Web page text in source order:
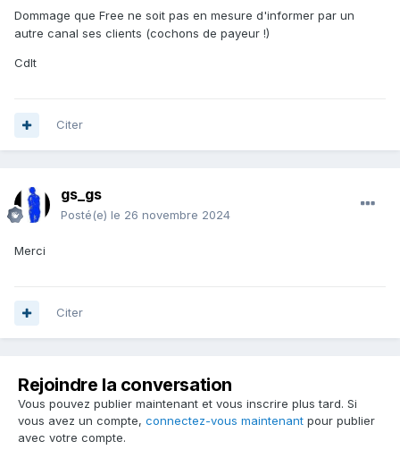
Dommage que Free ne soit pas en mesure d'informer par un
autre canal ses clients (cochons de payeur !)
Cdlt
Citer
gs_gs
Posté(e) le 26 novembre 2024
Merci
Citer
Rejoindre la conversation
Vous pouvez publier maintenant et vous inscrire plus tard. Si
vous avez un compte, connectez-vous maintenant pour publier
avec votre compte.